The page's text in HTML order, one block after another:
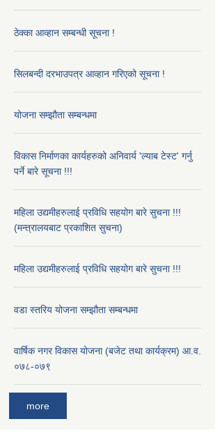
ठेक्का आव्हान सम्बन्धी सूचना !
सिलबन्दी दरभाउपत्र आव्हान गरिएको सूचना !
योजना सम्झौता सम्बन्धमा
विकास निर्माणका कार्यहरुको अनिवार्य 'ल्याब टेस्ट' गर्नु
पर्ने बारे सूचना !!!
महिला उद्यमीहरुलाई प्रविधि सहयोग बारे सुचना !!!
(मन्त्रालयबाट प्रकाशित सुचना)
महिला उद्यमीहरुलाई प्रविधि सहयोग बारे सुचना !!!
वडा स्तरिय योजना सम्झौता सम्बन्धमा
वार्षिक नगर विकास योजना (बजेट तथा कार्यक्रम) आ.व.
०७८-०७९
more